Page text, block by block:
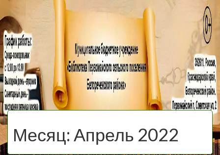
МБУ Библиотека
Первомайского
Сельского
Поселения
Месяц: Апрель 2022